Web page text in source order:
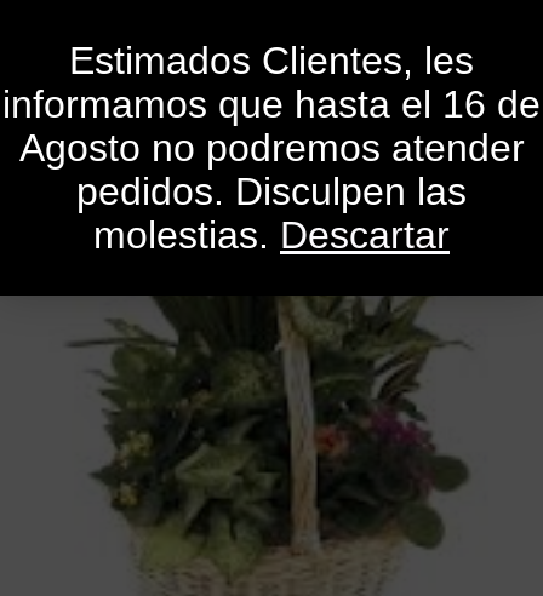
Estimados Clientes, les
informamos que hasta el 16 de
Agosto no podremos atender
pedidos. Disculpen las
molestias. Descartar